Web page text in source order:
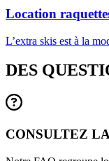
Location
L’extra skis est à la
DES
CONSULTEZ